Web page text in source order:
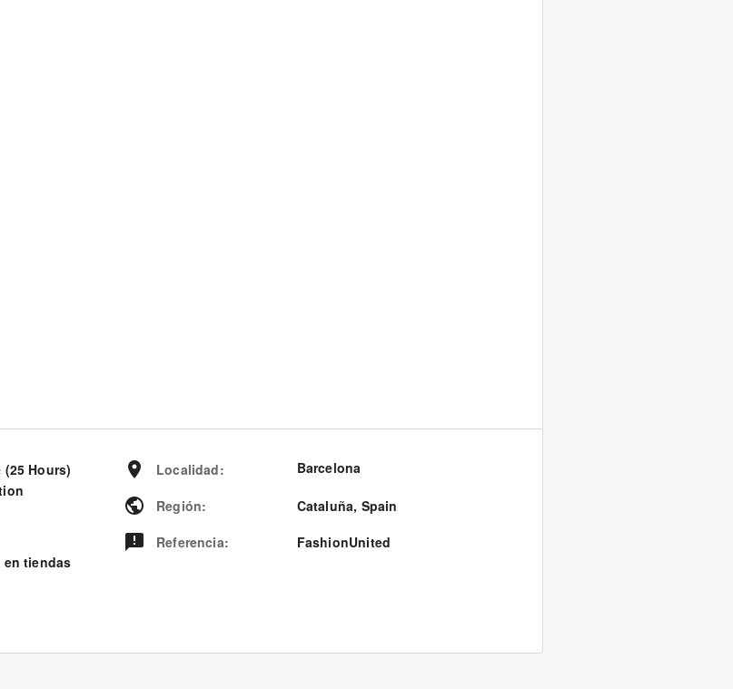
Hours)
en tiendas
Localidad: Barcelona
Región: Cataluña, Spain
Referencia: FashionUnited